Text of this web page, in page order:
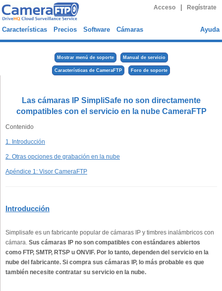
Acceso Regístrate
Características Precios Software Cámaras Ayuda
Mostrar menú de soporte Manual de servicio
Características de CameraFTP Foro de soporte
Las cámaras IP SimpliSafe no son directamente
compatibles con el servicio en la nube CameraFTP
Contenido
1. Introducción
2. Otras opciones de grabación en la nube
Apéndice 1: Visor CameraFTP
Introducción
Simplisafe es un fabricante popular de cámaras IP y timbres inalámbricos con
cámara. Sus cámaras IP no son compatibles con estándares abiertos
como FTP, SMTP, RTSP u ONVIF. Por lo tanto, dependen del servicio en la
nube del fabricante. Si compra sus cámaras IP, lo más probable es que
también necesite contratar su servicio en la nube.